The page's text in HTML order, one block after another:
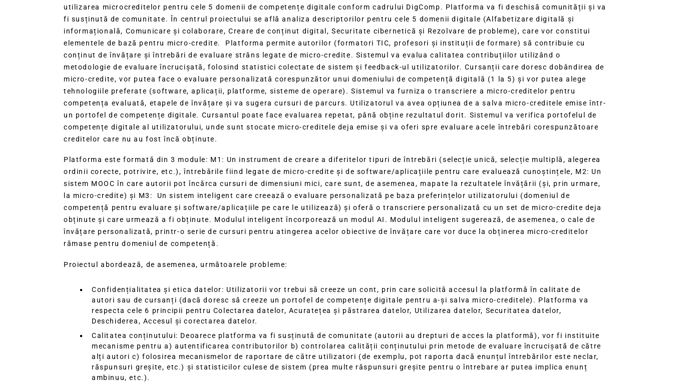
utilizarea microcreditelor pentru cele 5 domenii de competențe digitale conform cadrului DigComp. Platforma va fi deschisă comunității și va
fi susținută de comunitate. În centrul proiectului se află analiza descriptorilor pentru cele 5 domenii digitale (Alfabetizare digitală și
informațională, Comunicare și colaborare, Creare de conținut digital, Securitate cibernetică și Rezolvare de probleme), care vor constitui
elementele de bază pentru micro-credite. Platforma permite autorilor (formatori TIC, profesori și instituții de formare) să contribuie cu
conținut de învățare și întrebări de evaluare strâns legate de micro-credite. Sistemul va evalua calitatea contribuțiilor utilizând o
metodologie de evaluare încrucișată, folosind statistici colectate de sistem și feedback-ul utilizatorilor. Cursanții care doresc dobândirea de
micro-credite, vor putea face o evaluare personalizată corespunzător unui domeniului de competență digitală (1 la 5) și vor putea alege
tehnologiile preferate (software, aplicații, platforme, sisteme de operare). Sistemul va furniza o transcriere a micro-creditelor pentru
competența evaluată, etapele de învățare și va sugera cursuri de parcurs. Utilizatorul va avea opțiunea de a salva micro-creditele emise într-
un portofel de competențe digitale. Cursantul poate face evaluarea repetat, până obține rezultatul dorit. Sistemul va verifica portofelul de
competențe digitale al utilizatorului, unde sunt stocate micro-creditele deja emise și va oferi spre evaluare acele întrebări corespunzătoare
creditelor care nu au fost încă obținute.
Platforma este formată din 3 module: M1: Un instrument de creare a diferitelor tipuri de întrebări (selecție unică, selecție multiplă, alegerea
ordinii corecte, potrivire, etc.), întrebările fiind legate de micro-credite și de software/aplicațiile pentru care evaluează cunoștințele, M2: Un
sistem MOOC în care autorii pot încărca cursuri de dimensiuni mici, care sunt, de asemenea, mapate la rezultatele învățării (și, prin urmare,
la micro-credite) și M3: Un sistem inteligent care creează o evaluare personalizată pe baza preferințelor utilizatorului (domeniul de
competență pentru evaluare și software/aplicațiile pe care le utilizează) și oferă o transcriere personalizată cu un set de micro-credite deja
obținute și care urmează a fi obținute. Modulul inteligent încorporează un modul AI. Modulul inteligent sugerează, de asemenea, o cale de
învățare personalizată, printr-o serie de cursuri pentru atingerea acelor obiective de învățare care vor duce la obținerea micro-creditelor
rămase pentru domeniul de competență.
Proiectul abordează, de asemenea, următoarele probleme:
Confidențialitatea și etica datelor: Utilizatorii vor trebui să creeze un cont, prin care solicită accesul la platformă în calitate de
autori sau de cursanți (dacă doresc să creeze un portofel de competențe digitale pentru a-și salva micro-creditele). Platforma va
respecta cele 6 principii pentru Colectarea datelor, Acuratețea și păstrarea datelor, Utilizarea datelor, Securitatea datelor,
Deschiderea, Accesul și corectarea datelor.
Calitatea conținutului: Deoarece platforma va fi susținută de comunitate (autorii au drepturi de acces la platformă), vor fi instituite
mecanisme pentru a) autentificarea contributorilor b) controlarea calității conținutului prin metode de evaluare încrucișată de către
alți autori c) folosirea mecanismelor de raportare de către utilizatori (de exemplu, pot raporta dacă enunțul întrebărilor este neclar,
răspunsuri greșite, etc.) și statisticilor culese de sistem (prea multe răspunsuri greșite pentru o întrebare ar putea implica enunț
ambinuu, etc.).